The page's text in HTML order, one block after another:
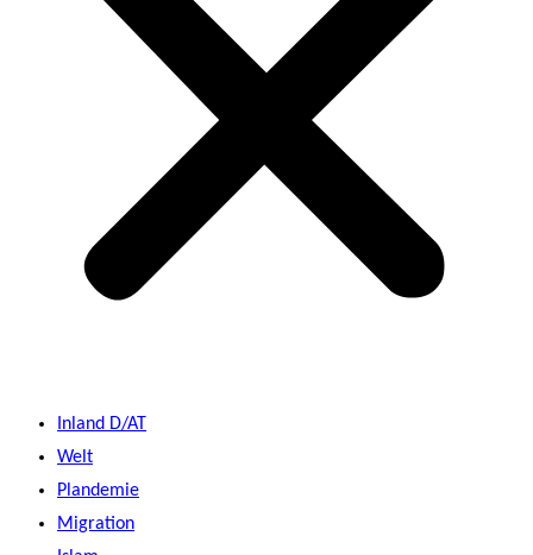
Inland D/AT
Welt
Plandemie
Migration